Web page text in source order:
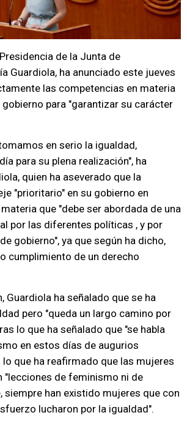
de la Junta de
Guardiola, ha anunciado este jueves
las competencias en materia
para "garantizar su carácter
en serio la igualdad,
para su plena realización", ha
quien ha aseverado que la
"prioritario" en su gobierno en
que "debe ser abordada de una
por las diferentes políticas , y por
gobierno", ya que según ha dicho,
cumplimiento de un derecho
Guardiola ha señalado que se ha
pero "queda un largo camino por
lo que ha señalado que "se habla
en estos días de augurios
que ha reafirmado que las mujeres
"lecciones de feminismo ni de
siempre han existido mujeres que con
lucharon por la igualdad".